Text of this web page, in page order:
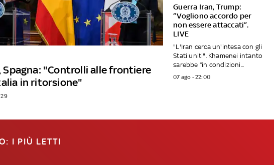
Spagna: "Controlli alle frontiere
in ritorsione"
Guerra Iran, Trump:
“Vogliono accordo per
non essere attaccati”.
LIVE
"L'Iran cerca un'intesa con gli
Stati uniti". Khamenei intanto
sarebbe “in condizioni...
07 ago - 22:00
I PIÙ LETTI